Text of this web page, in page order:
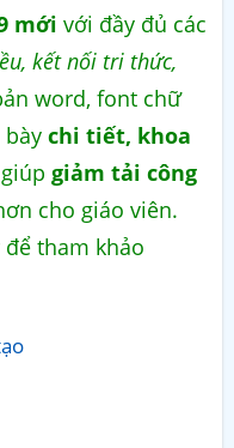
mới với đầy đủ các
kết nối tri thức,
word, font chữ
chi tiết, khoa
giảm tải công
cho giáo viên.
tham khảo